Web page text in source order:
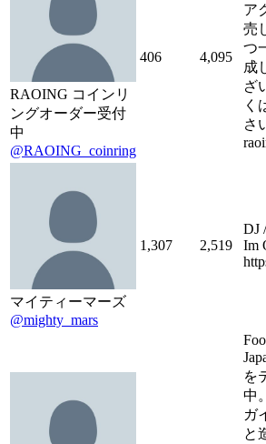
RAOING コインリ
ングオーダー受付
中
@RAOING_coinring
406 4,095
ア
売
つ
成
ざ
く
さ
マイティーマーズ
@mighty_mars
1,307 2,519
DJ
Im
を
中
ガ
と